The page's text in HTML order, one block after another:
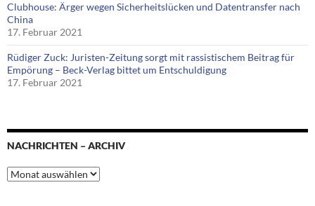
Clubhouse: Ärger wegen Sicherheitslücken und Datentransfer nach
China
17. Februar 2021
Rüdiger Zuck: Juristen-Zeitung sorgt mit rassistischem Beitrag für
Empörung – Beck-Verlag bittet um Entschuldigung
17. Februar 2021
NACHRICHTEN – ARCHIV
Nachrichten
–